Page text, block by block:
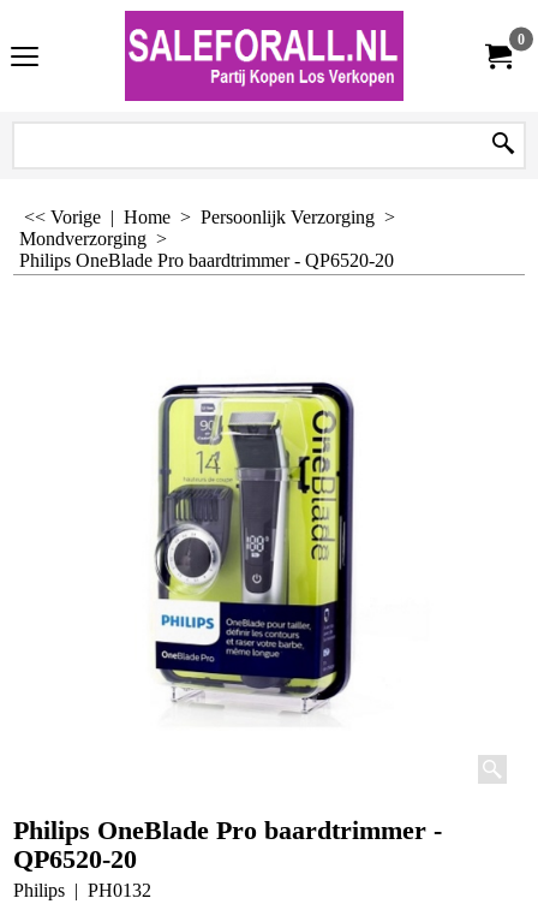
0
<< Vorige | Home > Persoonlijk Verzorging >
Mondverzorging >
Philips OneBlade Pro baardtrimmer - QP6520-20
Philips OneBlade Pro baardtrimmer -
QP6520-20
Philips PH0132